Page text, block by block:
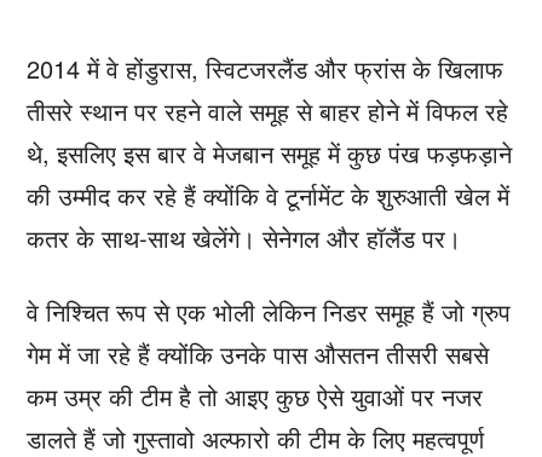
2014 में वे होंडुरास, स्विटजरलैंड और फ्रांस के खिलाफ
तीसरे स्थान पर रहने वाले समूह से बाहर होने में विफल रहे
थे, इसलिए इस बार वे मेजबान समूह में कुछ पंख फड़फड़ाने
की उम्मीद कर रहे हैं क्योंकि वे टूर्नामेंट के शुरुआती खेल में
कतर के साथ-साथ खेलेंगे। सेनेगल और हॉलैंड पर।
वे निश्चित रूप से एक भोली लेकिन निडर समूह हैं जो ग्रुप
गेम में जा रहे हैं क्योंकि उनके पास औसतन तीसरी सबसे
कम उम्र की टीम है तो आइए कुछ ऐसे युवाओं पर नजर
डालते हैं जो गुस्तावो अल्फारो की टीम के लिए महत्वपूर्ण